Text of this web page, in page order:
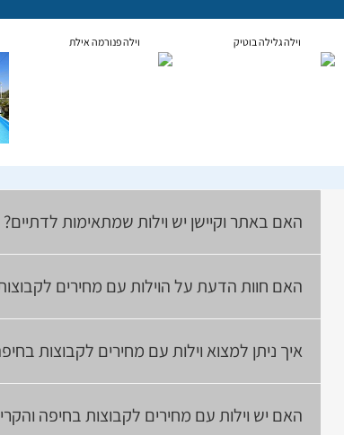
וילה גלילה בוטיק וילה פנורמה אילת
האם באתר וקיישן יש וילות שמתאימות לדתיים?
האם חוות הדעת על הוילות עם מחירים
איך ניתן למצוא וילות עם מחירים לקבוצות
האם יש וילות עם מחירים לקבוצות בחיפה